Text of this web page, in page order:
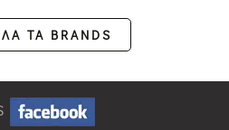
ΤΑ BRANDS